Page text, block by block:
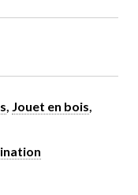
Jouet en bois